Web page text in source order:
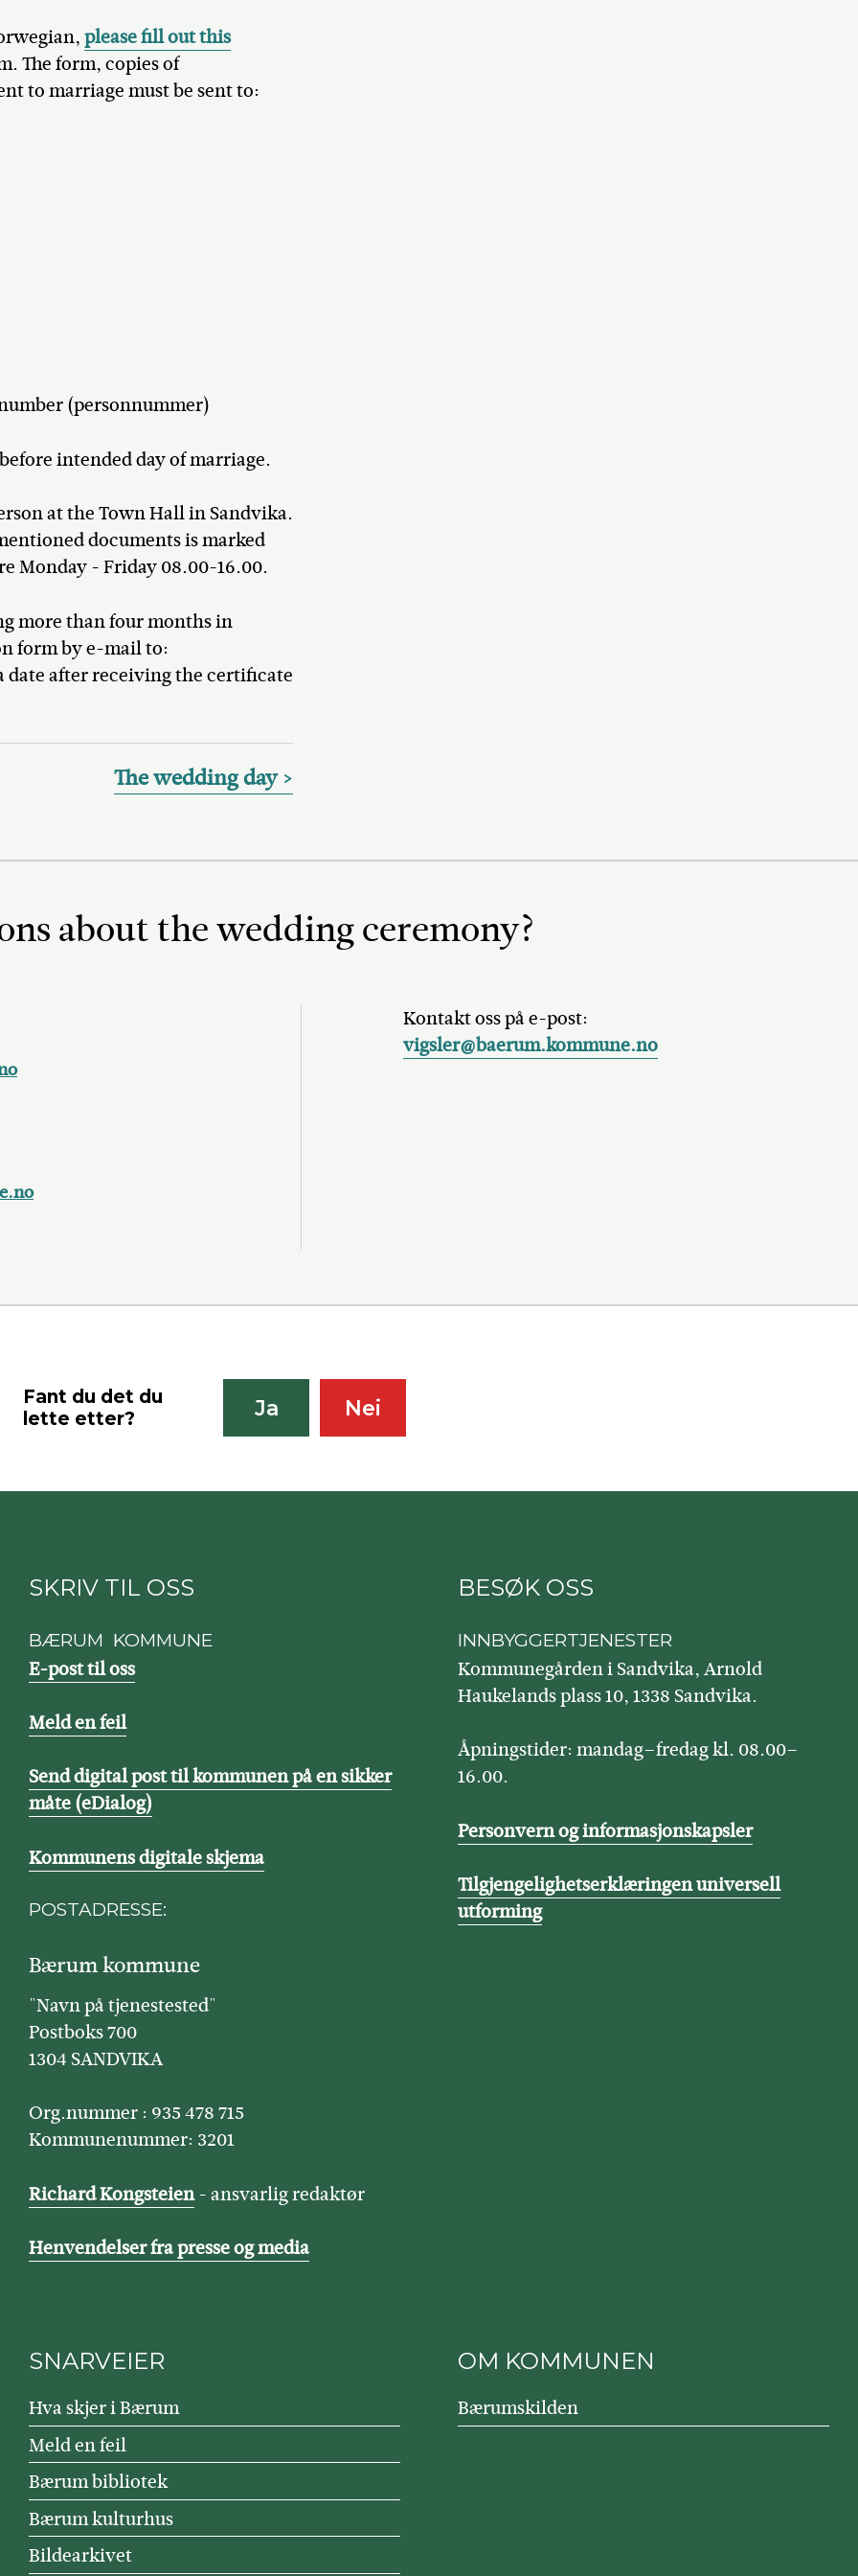
please fill out this
The form, copies of
to marriage must be sent to:
(personnummer)
intended day of marriage.
at the Town Hall in Sandvika.
documents is marked
Monday - Friday 08.00-16.00.
more than four months in
form by e-mail to:
after receiving the certificate
The wedding day
about the wedding ceremony?
Kontakt oss på e-post:
vigsler@baerum.kommune.no
Fant du det du
lette etter?
Ja Nei
SKRIV TIL OSS
BÆRUM KOMMUNE
E-post til oss
Meld en feil
Send digital post til kommunen på en sikker
måte (eDialog)
Kommunens digitale skjema
POSTADRESSE:
Bærum kommune
"Navn på tjenestested"
Postboks 700
1304 SANDVIKA
Org.nummer : 935 478 715
Kommunenummer: 3201
Richard Kongsteien- ansvarlig redaktør
Henvendelser fra presse og media
BESØK OSS
INNBYGGERTJENESTER
Kommunegården i Sandvika, Arnold
Haukelands plass 10, 1338 Sandvika.
Åpningstider: mandag–fredag kl. 08.00–
16.00.
Personvern og informasjonskapsler
Tilgjengelighetserklæringen universell
utforming
SNARVEIER
Hva skjer i Bærum
Meld en feil
Bærum bibliotek
Bærum kulturhus
Bildearkivet
OM KOMMUNEN
Bærumskilden